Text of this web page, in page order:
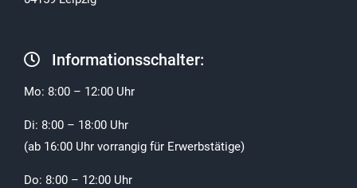
Informationsschalter:
Mo: 8:00 – 12:00 Uhr
Di: 8:00 – 18:00 Uhr
(ab 16:00 Uhr vorrangig für Erwerbstätige)
Do: 8:00 – 12:00 Uhr